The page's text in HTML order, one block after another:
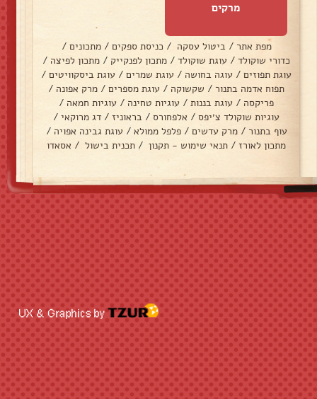
מרקים
מפת אתר / ביטול עסקה / כניסת ספקים / מתכונים /
כדורי שוקולד / עוגת שוקולד / מתכון לפנקייק / מתכון לפיצה /
עוגת תפוזים / עוגה בחושה / עוגת שמרים / עוגת ביסקוויטים /
תפוח אדמה בתנור / שקשוקה / עוגת מספרים / מרק אפונה /
פריקסה / עוגת בננות / עוגיות טחינה / עוגיות חמאה /
עוגיות שוקולד צ׳יפס / אלפחורס / בראוניז / דג מרוקאי /
עוף בתנור / מרק עדשים / פלפל ממולא / עוגת גבינה אפויה /
מתכון לאורז / תנאי שימוש - תקנון / תכנית בישול / אסאדו